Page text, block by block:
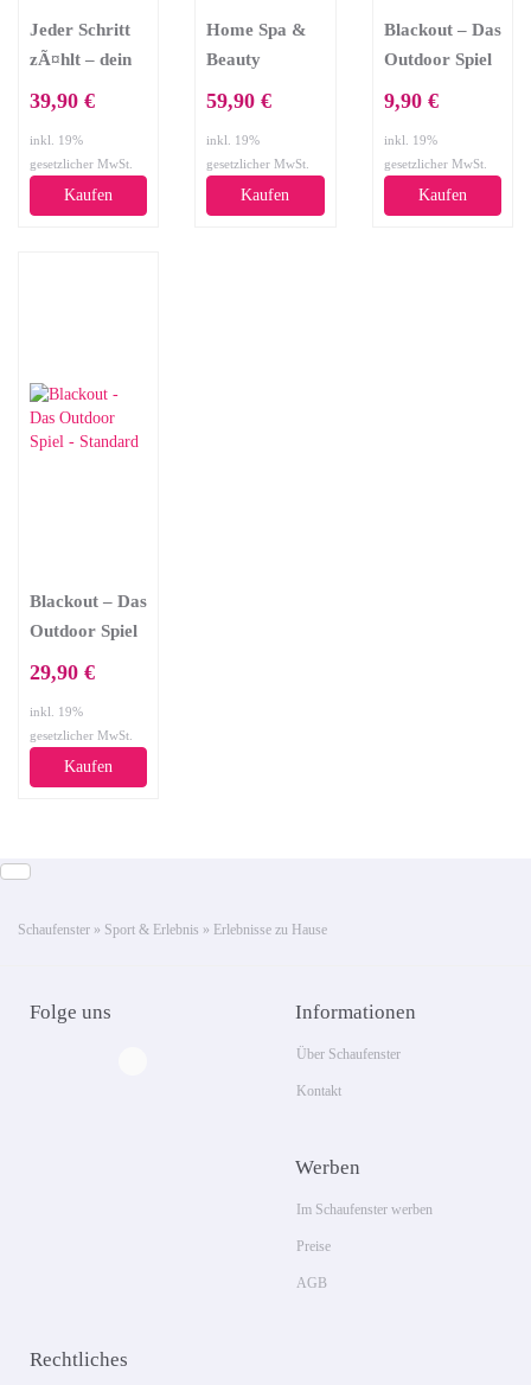
Jeder Schritt
zÃ¤hlt – dein
einen
plastikfreien
Haushalt
39,90 €
inkl. 19%
gesetzlicher MwSt.
Kaufen
Home Spa &
Beauty
59,90 €
inkl. 19%
gesetzlicher MwSt.
Kaufen
Blackout – Das
Outdoor Spiel
Version
9,90 €
inkl. 19%
gesetzlicher MwSt.
Kaufen
Blackout – Das
Outdoor Spiel
29,90 €
inkl. 19%
gesetzlicher MwSt.
Kaufen
Schaufenster » Sport & Erlebnis » Erlebnisse zu Hause
Folge uns Informationen
Über Schaufenster
Kontakt
Werben
Im Schaufenster werben
Preise
AGB
Rechtliches